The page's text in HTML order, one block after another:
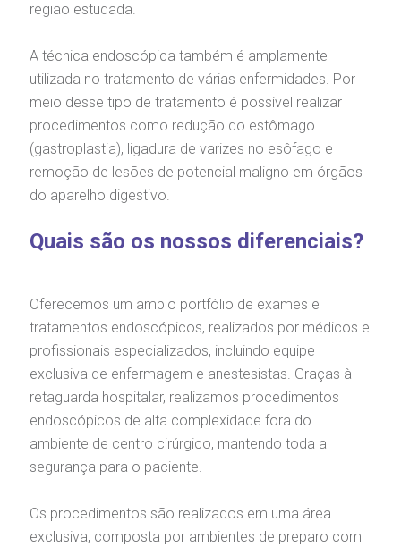
de consultas e exames
in antecipado
de exames
SAC
A BP conta com você para melhorar sempre a qualidade do
atendimento e dos serviços prestados.
A Ouvidoria e SAC são canais para você, cliente da BP, tirar
suas dúvidas, registrar suas reclamações ou fazer elogios
relacionados ao nosso atendimento e aos nossos serviços.
Horário de atendimento: 2ª a 6ª feira das 7h às 18h
Hospital BP
Saiba mais
e Pesquisa
do médico
de conduta
Financeiras
de atendimento
de Infarto SUS
de Oncologia e Hematologia
de Excelência em Neurologia e
região estudada.
A técnica endoscópica também é amplamente
utilizada no tratamento de várias enfermidades. Por
meio desse tipo de tratamento é possível realizar
procedimentos como redução do estômago
(gastroplastia), ligadura de varizes no esôfago e
remoção de lesões de potencial maligno em órgãos
do aparelho digestivo.
Quais são os nossos diferenciais?
Oferecemos um amplo portfólio de exames e
tratamentos endoscópicos, realizados por médicos e
profissionais especializados, incluindo equipe
exclusiva de enfermagem e anestesistas. Graças à
retaguarda hospitalar, realizamos procedimentos
endoscópicos de alta complexidade fora do
ambiente de centro cirúrgico, mantendo toda a
segurança para o paciente.
Os procedimentos são realizados em uma área
exclusiva, composta por ambientes de preparo com